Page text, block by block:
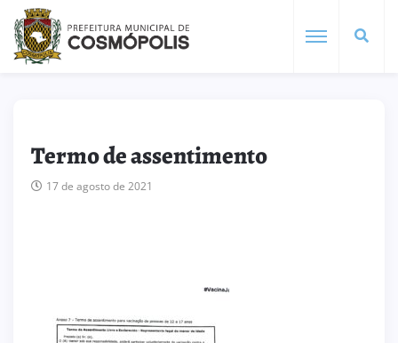
Termo de assentimento
17 de agosto de 2021